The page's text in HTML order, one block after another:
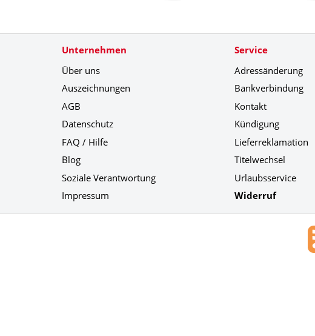
Unternehmen
Über uns
Auszeichnungen
AGB
Datenschutz
FAQ / Hilfe
Blog
Soziale Verantwortung
Impressum
Service
Adressänderung
Bankverbindung
Kontakt
Kündigung
Lieferreklamation
Titelwechsel
Urlaubsservice
Widerruf